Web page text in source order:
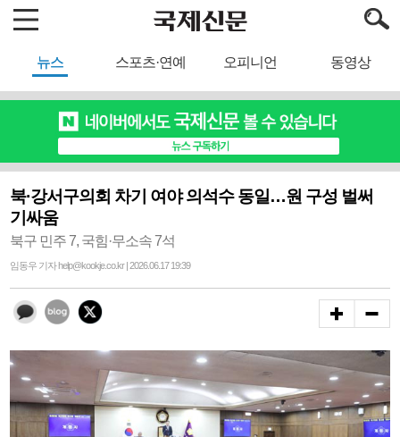
뉴스 스포츠·연예 오피니언 동영상
북·강서구의회 차기 여야 의석수 동일…원 구성 벌써
기싸움
북구 민주 7, 국힘·무소속 7석
임동우 기자 help@kookje.co.kr | 2026.06.17 19:39